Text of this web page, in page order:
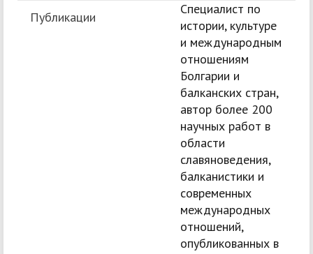
Публикации
Специалист по
истории, культуре
и международным
отношениям
Болгарии и
балканских стран,
автор более 200
научных работ в
области
славяноведения,
балканистики и
современных
международных
отношений,
опубликованных в